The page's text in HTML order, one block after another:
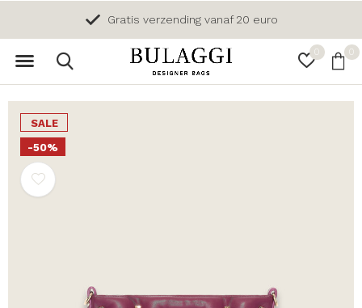
0 0
Gratis verzending vanaf 20 euro
SALE
-50%